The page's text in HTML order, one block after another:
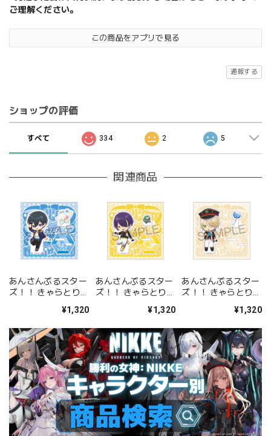
ご理解ください。
この商品をアプリで見る
通報する
ショップの評価
すべて 334 2 5
関連商品
あんさんぶるスター
ズ！！ きゃらとりあ
¥1,320
あんさんぶるスター
ズ！！ きゃらとりあ
¥1,320
あんさんぶるスター
ズ！！ きゃらとりあ
¥1,320